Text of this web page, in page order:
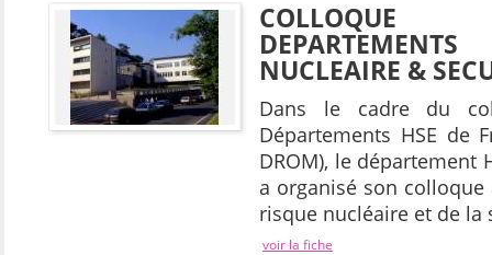
NUCLEAIRE &
Dans le cadre du
Départements HSE de
DROM), le département
a organisé son
risque nucléaire et de la
voir la fiche